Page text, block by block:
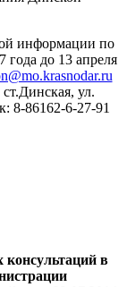
информации по
года до 13 апреля
ул.
8-86162-6-27-91
консультаций в